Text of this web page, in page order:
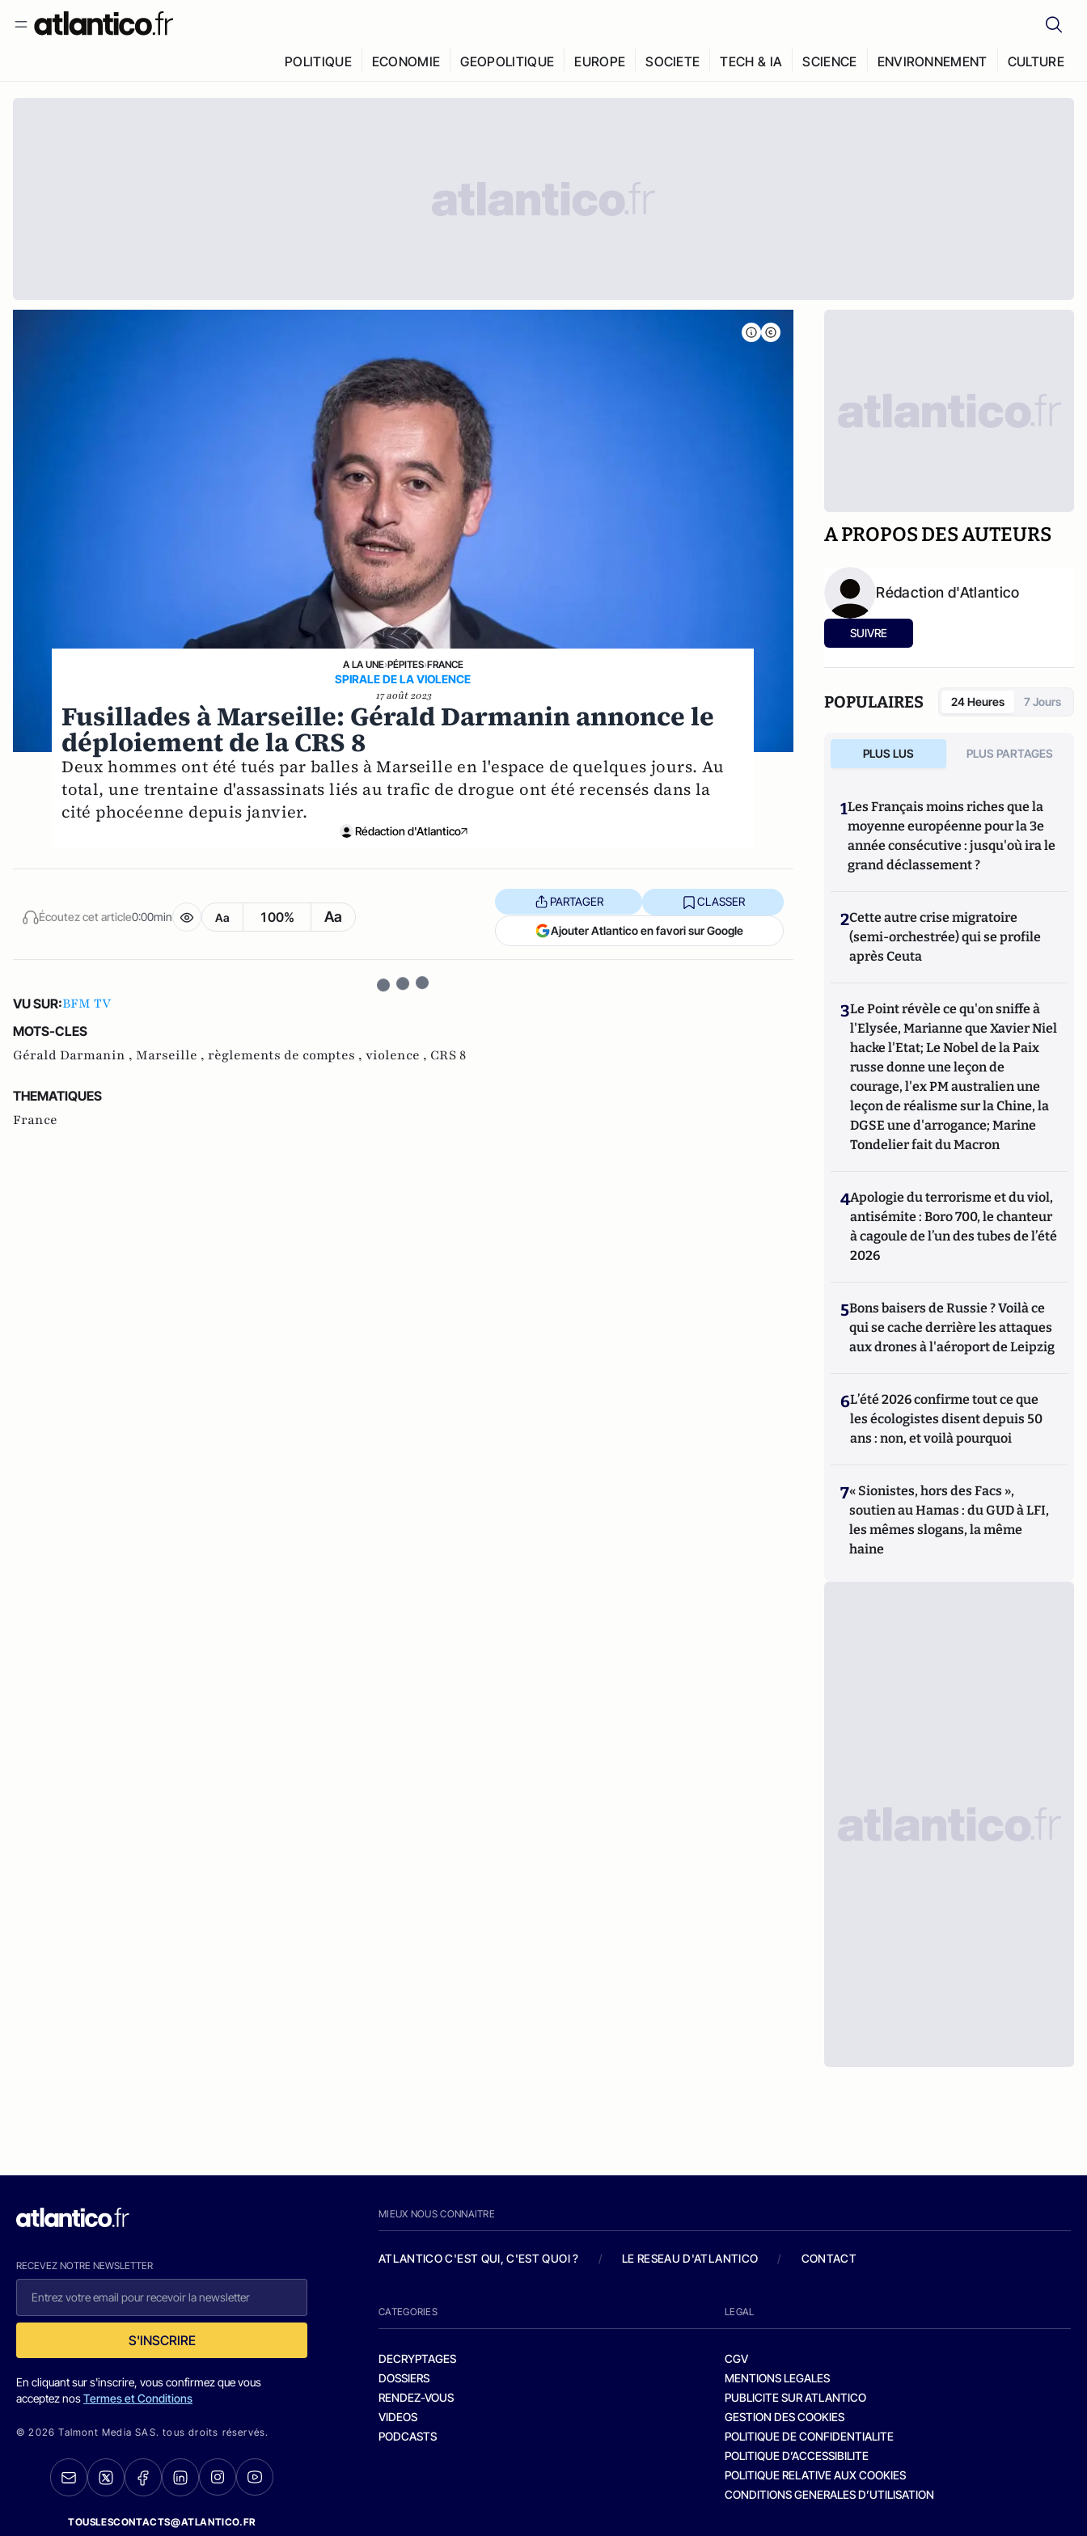
POLITIQUE ECONOMIE GEOPOLITIQUE EUROPE SOCIETE TECH & IA SCIENCE ENVIRONNEMENT CULTURE
A LA UNE›PÉPITES›FRANCE
SPIRALE DE LA VIOLENCE
17 août 2023
Fusillades à Marseille: Gérald Darmanin annonce le
déploiement de la CRS 8
Deux hommes ont été tués par balles à Marseille en l'espace de quelques jours. Au
total, une trentaine d'assassinats liés au trafic de drogue ont été recensés dans la
cité phocéenne depuis janvier.
Rédaction d'Atlantico
Écoutez cet article0:00min Aa 100% Aa
PARTAGER CLASSER
Ajouter Atlantico en favori sur Google
VU SUR:BFM TV
MOTS-CLES
Gérald Darmanin , Marseille , règlements de comptes , violence , CRS 8
THEMATIQUES
France
A PROPOS DES AUTEURS
Rédaction d'Atlantico
SUIVRE
POPULAIRES 24 Heures 7 Jours
PLUS LUS PLUS PARTAGES
1Les Français moins riches que la
moyenne européenne pour la 3e
année consécutive : jusqu'où ira le
grand déclassement ?
2Cette autre crise migratoire
(semi-orchestrée) qui se profile
après Ceuta
3Le Point révèle ce qu'on sniffe à
l'Elysée, Marianne que Xavier Niel
hacke l'Etat; Le Nobel de la Paix
russe donne une leçon de
courage, l'ex PM australien une
leçon de réalisme sur la Chine, la
DGSE une d'arrogance; Marine
Tondelier fait du Macron
4Apologie du terrorisme et du viol,
antisémite : Boro 700, le chanteur
à cagoule de l’un des tubes de l’été
2026
5Bons baisers de Russie ? Voilà ce
qui se cache derrière les attaques
aux drones à l'aéroport de Leipzig
6L’été 2026 confirme tout ce que
les écologistes disent depuis 50
ans : non, et voilà pourquoi
7« Sionistes, hors des Facs »,
soutien au Hamas : du GUD à LFI,
les mêmes slogans, la même
haine
RECEVEZ NOTRE NEWSLETTER
S'INSCRIRE
En cliquant sur s'inscrire, vous confirmez que vous
acceptez nosTermes et Conditions
© 2026 Talmont Media SAS. tous droits réservés.
TOUSLESCONTACTS@ATLANTICO.FR
MIEUX NOUS CONNAITRE
ATLANTICO C'EST QUI, C'EST QUOI ? / LE RESEAU D'ATLANTICO / CONTACT
CATEGORIES
DECRYPTAGES
DOSSIERS
RENDEZ-VOUS
VIDEOS
PODCASTS
LEGAL
CGV
MENTIONS LEGALES
PUBLICITE SUR ATLANTICO
GESTION DES COOKIES
POLITIQUE DE CONFIDENTIALITE
POLITIQUE D’ACCESSIBILITE
POLITIQUE RELATIVE AUX COOKIES
CONDITIONS GENERALES D’UTILISATION